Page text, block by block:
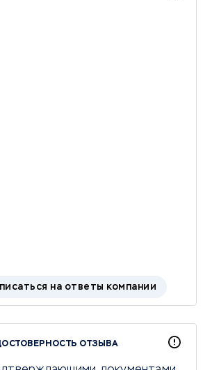
на ответы компании
ОТЗЫВА